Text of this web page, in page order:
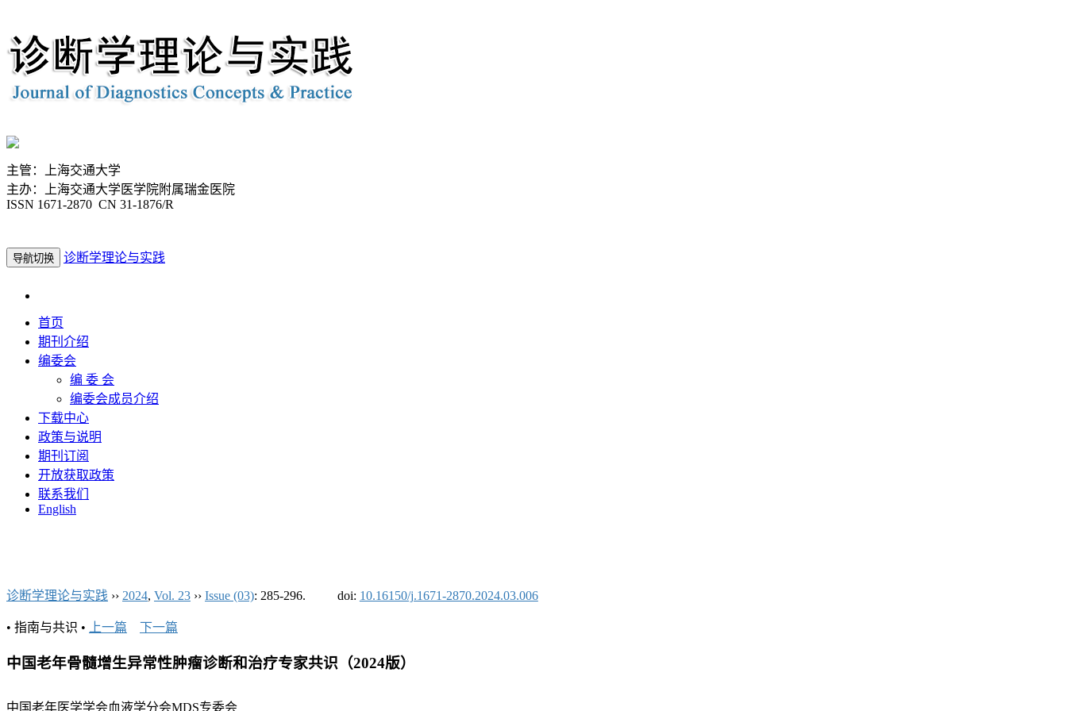
主管：上海交通大学
主办：上海交通大学医学院附属瑞金医院
ISSN 1671-2870 CN 31-1876/R
导航切换 诊断学理论与实践
首页
期刊介绍
编委会
编 委 会
编委会成员介绍
下载中心
政策与说明
期刊订阅
开放获取政策
联系我们
English
诊断学理论与实践 ›› 2024, Vol. 23 ›› Issue (03): 285-296. doi: 10.16150/j.1671-2870.2024.03.006
• 指南与共识 • 上一篇 下一篇
中国老年骨髓增生异常性肿瘤诊断和治疗专家共识（2024版）
中国老年医学学会血液学分会MDS专委会